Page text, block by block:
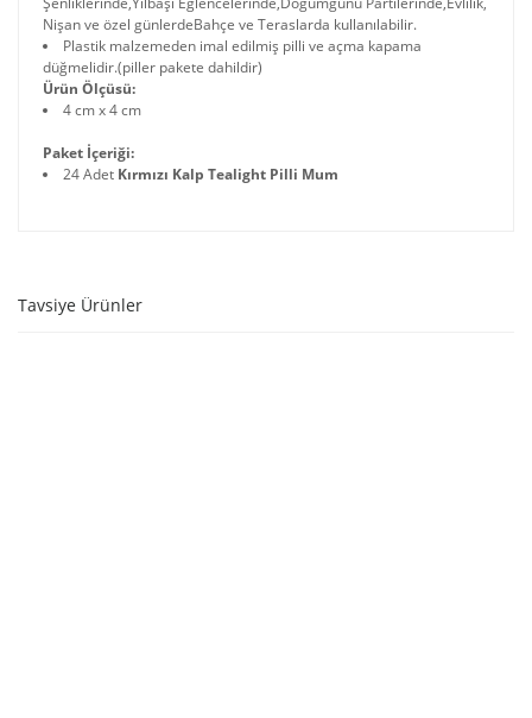
Nişan ve özel günlerdeBahçe ve Teraslarda kullanılabilir.
Plastik malzemeden imal edilmiş pilli ve açma kapama
düğmelidir.(piller pakete dahildir)
Ürün Ölçüsü:
4 cm x 4 cm
Paket İçeriği:
24 Adet Kırmızı Kalp Tealight Pilli Mum
Tavsiye Ürünler